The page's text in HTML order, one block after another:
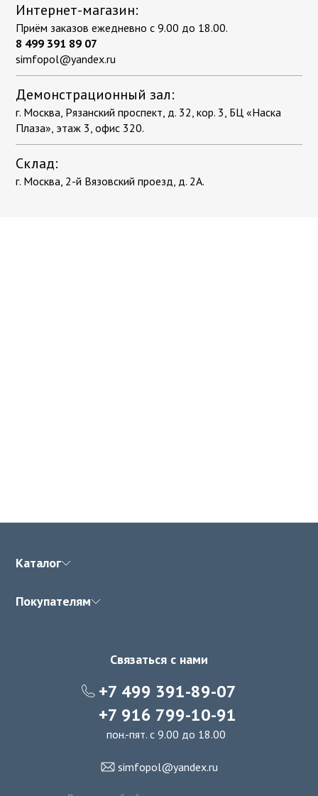
Интернет-магазин:
Приём заказов ежедневно с 9.00 до 18.00.
8 499 391 89 07
simfopol@yandex.ru
Демонстрационный зал:
г. Москва, Рязанский проспект, д. 32, кор. 3, БЦ «Наска
Плаза», этаж 3, офис 320.
Склад:
г. Москва, 2-й Вязовский проезд, д. 2А.
Каталог
Покупателям
Связаться с нами
+7 499 391-89-07
+7 916 799-10-91
пон.-пят. с 9.00 до 18.00
simfopol@yandex.ru